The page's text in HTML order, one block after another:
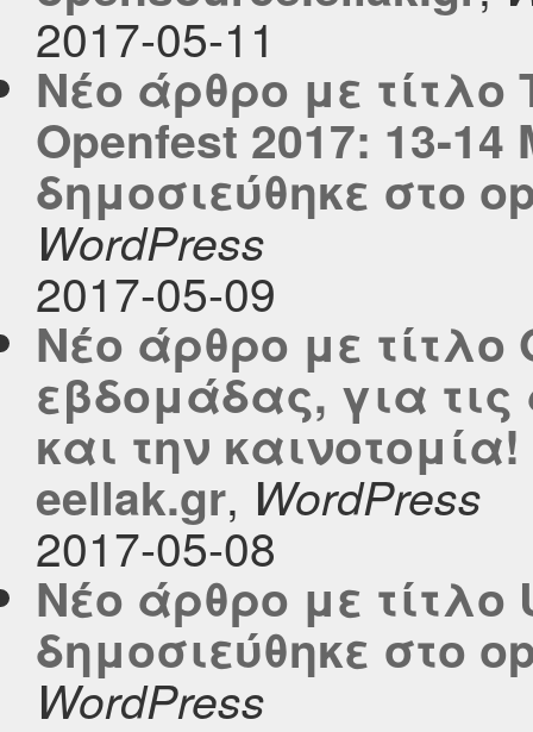
2017-05-11
Νέο άρθρο με
Openfest 2017: 13-
δημοσιεύθηκε στο
WordPress
2017-05-09
Νέο άρθρο με τίτλο
εβδομάδας, για τις
και την
eellak.gr, WordPress
2017-05-08
Νέο άρθρο με τίτλο
δημοσιεύθηκε στο
WordPress